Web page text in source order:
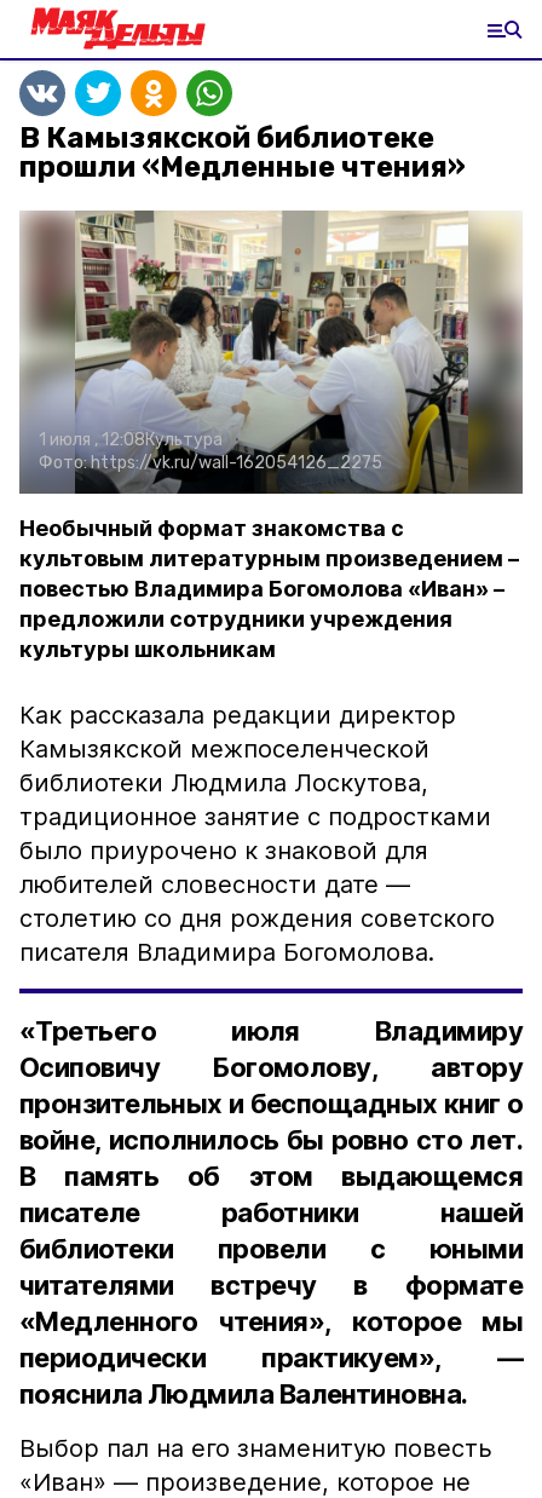
В Камызякской библиотеке
прошли «Медленные чтения»
1 июля , 12:08Культура
Фото:https://vk.ru/wall-162054126_2275
Необычный формат знакомства с
культовым литературным произведением –
повестью Владимира Богомолова «Иван» –
предложили сотрудники учреждения
культуры школьникам
Как рассказала редакции директор
Камызякской межпоселенческой
библиотеки Людмила Лоскутова,
традиционное занятие с подростками
было приурочено к знаковой для
любителей словесности дате —
столетию со дня рождения советского
писателя Владимира Богомолова.
«Третьего июля Владимиру
Осиповичу Богомолову, автору
пронзительных и беспощадных книг о
войне, исполнилось бы ровно сто лет.
В память об этом выдающемся
писателе работники нашей
библиотеки провели с юными
читателями встречу в формате
«Медленного чтения», которое мы
периодически практикуем», —
пояснила Людмила Валентиновна.
Выбор пал на его знаменитую повесть
«Иван» — произведение, которое не